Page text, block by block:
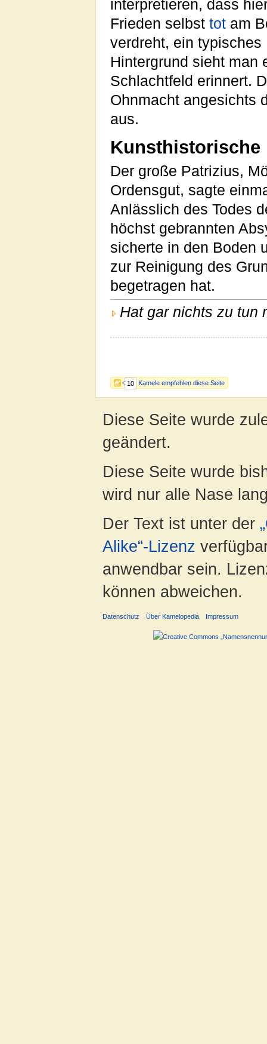
10 Kamele empfehlen diese Seite
interpretieren, dass
Frieden selbst tot am
verdreht, ein
Hintergrund sieht man
Schlachtfeld erinnert.
Ohnmacht angesichts
aus.
Kunsthistorische
Der große Patrizius,
Ordensgut, sagte
Anlässlich des Todes
höchst gebrannten
sicherte in den Boden
zur Reinigung des
begetragen hat.
Hat gar nichts zu tun
Diese Seite wurde
geändert.
Diese Seite wurde
wird nur alle Nase
Der Text ist unter der
Alike“-Lizenz
anwendbar sein.
können abweichen.
Datenschutz Über Kamelopedia Impressum